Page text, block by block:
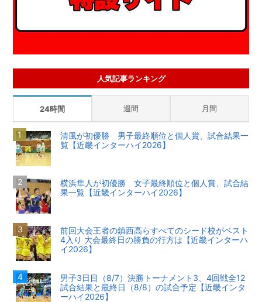
人気記事ランキング
24時間 週間 月間
清風が初優勝 男子最終順位と個人賞、試合結果一
覧【近畿インターハイ2026】
横浜隼人が初優勝 女子最終順位と個人賞、試合結
果一覧【近畿インターハイ2026】
前回大会王者の鎮西高らすべてのシード校がベスト
4入り 大会最終日の勝負の行方は【近畿インターハ
イ2026】
男子3日目（8/7）決勝トーナメント3、4回戦全12
試合結果と最終日（8/8）の試合予定【近畿インタ
ーハイ2026】